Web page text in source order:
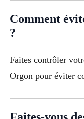
Comment
?
Faites contrôler
Orgon pour éviter